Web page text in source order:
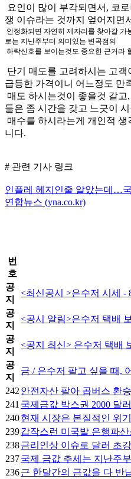
요인이 많이 부각되면서, 코
쟁 이슈라는 것까지 엎어지면
안정화되면 자연히 제자리를 찾아갈
로는 지난주부터 의미있는 변곡점의
하락신호를 보이는것도 중요한 근거라
단기 매도를 고려하시는 고객
급등한 가격이니 어느정도 만
매도 하시는것이 좋을것 같
들은 좀 시간을 갖고 느긋이
매수를 하시라는게 개인적
니다.
# 관련 기사 링크
인플레 헤지인줄 알았는데…
연합뉴스 (yna.co.kr)
번
호
공
지
<최신공시 >은수저 시세 -
공
지
<공시 알림>은수저 택배
공
지
<공지 최신> 은수저 택배
공
지
금 / 은수저 팔고 싶을 때,
242 안전자산 팔아 곱버스 환
241 국제금값 박스권 2000 달
240현재 시장은 본질적인 위
239갑작스런 미국발 은행파
238금리인상 이슈로 달러 초
237국제 금값 추세는 지난주
236근 한달간의 금값을 다 반